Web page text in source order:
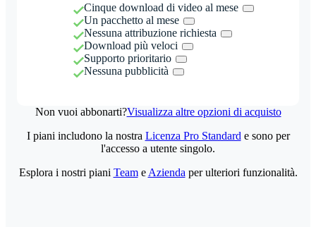
Cinque download di video al mese
Un pacchetto al mese
Nessuna attribuzione richiesta
Download più veloci
Supporto prioritario
Nessuna pubblicità
Non vuoi abbonarti?Visualizza altre opzioni di acquisto
I piani includono la nostra Licenza Pro Standard e sono per
l'accesso a utente singolo.
Esplora i nostri piani Teame Azienda per ulteriori funzionalità.